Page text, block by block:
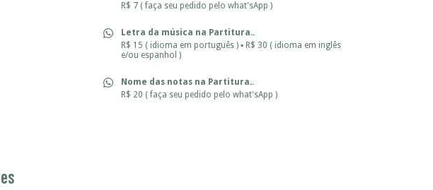
R$ 7 ( faça seu pedido pelo what'sApp )
Letra da música na Partitura..
R$ 15 ( idioma em português ) ▪ R$ 30 ( idioma em inglês
e/ou espanhol )
Nome das notas na Partitura..
R$ 20 ( faça seu pedido pelo what'sApp )